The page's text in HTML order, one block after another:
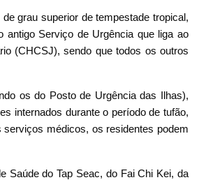
grau superior de tempestade tropical,
antigo Serviço de Urgência que liga ao
(CHCSJ), sendo que todos os outros
os do Posto de Urgência das Ilhas),
internados durante o período de tufão,
médicos, os residentes podem
Saúde do Tap Seac, do Fai Chi Kei, da